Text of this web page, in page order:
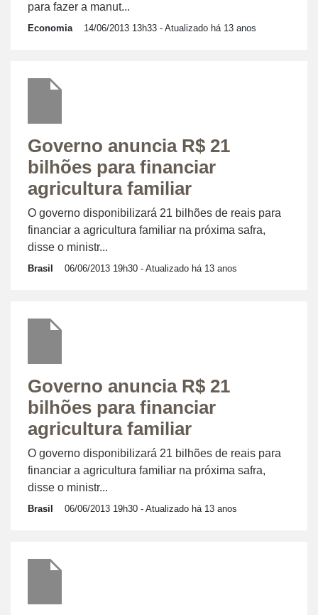
para fazer a manut...
Economia 14/06/2013 13h33 - Atualizado há 13 anos
Governo anuncia R$ 21
bilhões para financiar
agricultura familiar
O governo disponibilizará 21 bilhões de reais para
financiar a agricultura familiar na próxima safra,
disse o ministr...
Brasil 06/06/2013 19h30 - Atualizado há 13 anos
Governo anuncia R$ 21
bilhões para financiar
agricultura familiar
O governo disponibilizará 21 bilhões de reais para
financiar a agricultura familiar na próxima safra,
disse o ministr...
Brasil 06/06/2013 19h30 - Atualizado há 13 anos